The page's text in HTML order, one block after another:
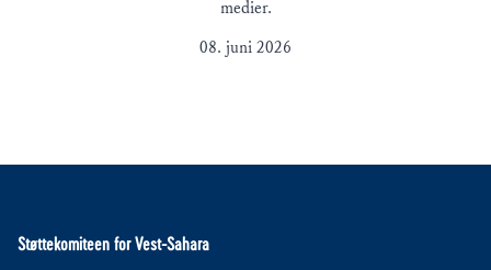
medier.
08. juni 2026
Støttekomiteen for Vest-Sahara